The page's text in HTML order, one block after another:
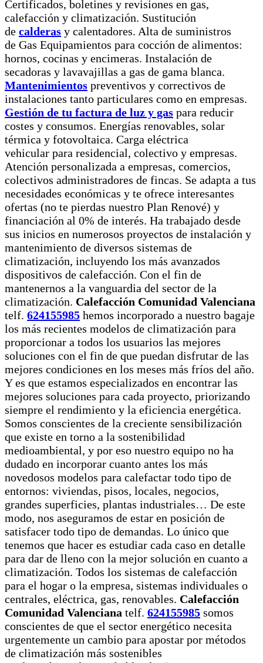
Certificados, boletines y revisiones en gas,
calefacción y climatización. Sustitución
de calderas y calentadores. Alta de suministros
de Gas Equipamientos para cocción de alimentos:
hornos, cocinas y encimeras. Instalación de
secadoras y lavavajillas a gas de gama blanca.
Mantenimientos preventivos y correctivos de
instalaciones tanto particulares como en empresas.
Gestión de tu factura de luz y gas para reducir
costes y consumos. Energías renovables, solar
térmica y fotovoltaica. Carga eléctrica
vehicular para residencial, colectivo y empresas.
Atención personalizada a empresas, comercios,
colectivos administradores de fincas. Se adapta a tus
necesidades económicas y te ofrece interesantes
ofertas (no te pierdas nuestro Plan Renové) y
financiación al 0% de interés. Ha trabajado desde
sus inicios en numerosos proyectos de instalación y
mantenimiento de diversos sistemas de
climatización, incluyendo los más avanzados
dispositivos de calefacción. Con el fin de
mantenernos a la vanguardia del sector de la
climatización. Calefacción Comunidad Valenciana
telf. 624155985 hemos incorporado a nuestro bagaje
los más recientes modelos de climatización para
proporcionar a todos los usuarios las mejores
soluciones con el fin de que puedan disfrutar de las
mejores condiciones en los meses más fríos del año.
Y es que estamos especializados en encontrar las
mejores soluciones para cada proyecto, priorizando
siempre el rendimiento y la eficiencia energética.
Somos conscientes de la creciente sensibilización
que existe en torno a la sostenibilidad
medioambiental, y por eso nuestro equipo no ha
dudado en incorporar cuanto antes los más
novedosos modelos para calefactar todo tipo de
entornos: viviendas, pisos, locales, negocios,
grandes superficies, plantas industriales… De este
modo, nos aseguramos de estar en posición de
satisfacer todo tipo de demandas. Lo único que
tenemos que hacer es estudiar cada caso en detalle
para dar de lleno con la mejor solución en cuanto a
climatización. Todos los sistemas de calefacción
para el hogar o la empresa, sistemas individuales o
centrales, eléctrica, gas, renovables. Calefacción
Comunidad Valenciana telf. 624155985 somos
conscientes de que el sector energético necesita
urgentemente un cambio para apostar por métodos
de climatización más sostenibles